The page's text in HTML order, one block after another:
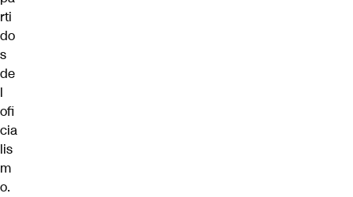
rti
do
s
de
l
ofi
cia
lis
m
o.